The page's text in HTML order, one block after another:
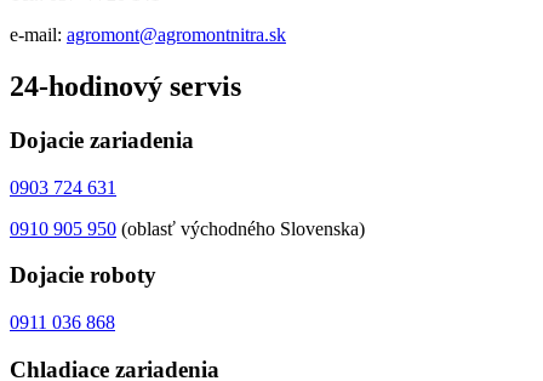
e-mail: agromont@agromontnitra.sk
24-hodinový servis
Dojacie zariadenia
0903 724 631
0910 905 950 (oblasť východného Slovenska)
Dojacie roboty
0911 036 868
Chladiace zariadenia